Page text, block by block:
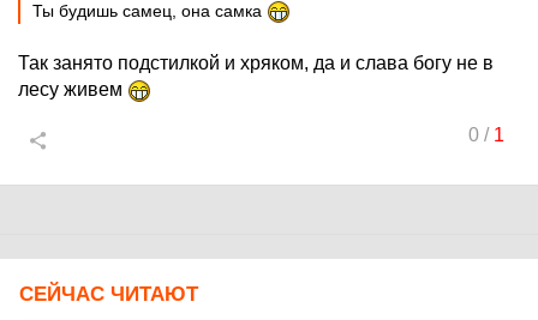
Ты будишь самец, она самка
Так занято подстилкой и хряком, да и слава богу не в
лесу живем
0/ 1
СЕЙЧАС ЧИТАЮТ